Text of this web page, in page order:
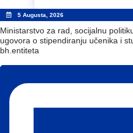
5 Augusta, 2026
Ministarstvo za rad, socijalnu
ugovora o stipendiranju učenika i
bh.entiteta